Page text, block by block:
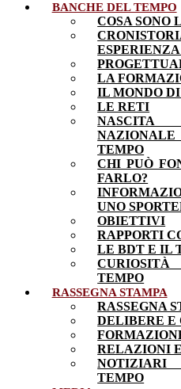
BANCHE DEL TEMPO
COSA SONO
LA
IL MONDO
LE RETI
NASCITA
TEMPO
CHI PUÒ
FARLO?
UNO
OBIETTIVI
RAPPORTI
LE BDT E IL
TEMPO
RASSEGNA STAMPA
RASSEGNA
DELIBERE E
RELAZIONI
TEMPO